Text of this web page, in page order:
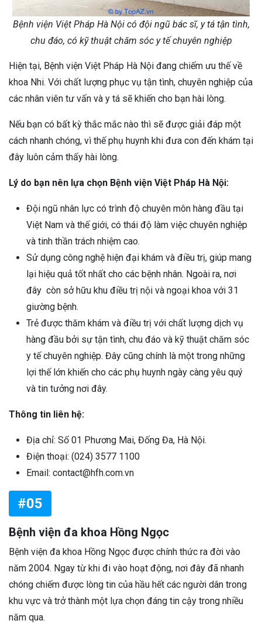
Bệnh viện Việt Pháp Hà Nội có đội ngũ bác sĩ, y tá tận tình,
chu đáo, có kỹ thuật chăm sóc y tế chuyên nghiệp
Hiện tại, Bệnh viện Việt Pháp Hà Nội đang chiếm ưu thế về
khoa Nhi. Với chất lượng phục vụ tận tình, chuyên nghiệp của
các nhân viên tư vấn và y tá sẽ khiến cho bạn hài lòng.
Nếu bạn có bất kỳ thắc mắc nào thì sẽ được giải đáp một
cách nhanh chóng, vì thế phụ huynh khi đưa con đến khám tại
đây luôn cảm thấy hài lòng.
Lý do bạn nên lựa chọn Bệnh viện Việt Pháp Hà Nội:
Đội ngũ nhân lực có trình độ chuyên môn hàng đầu tại
Việt Nam và thế giới, có thái độ làm việc chuyên nghiệp
và tinh thần trách nhiệm cao.
Sử dụng công nghệ hiện đại khám và điều trị, giúp mang
lại hiệu quả tốt nhất cho các bệnh nhân. Ngoài ra, nơi
đây còn sở hữu khu điều trị nội và ngoại khoa với 31
giường bệnh.
Trẻ được thăm khám và điều trị với chất lượng dịch vụ
hàng đầu bởi sự tận tình, chu đáo và kỹ thuật chăm sóc
y tế chuyên nghiệp. Đây cũng chính là một trong những
lợi thế lớn khiến cho các phụ huynh ngày càng yêu quý
và tin tưởng nơi đây.
Thông tin liên hệ:
Địa chỉ: Số 01 Phương Mai, Đống Đa, Hà Nội.
Điện thoại: (024) 3577 1100
Email: contact@hfh.com.vn
#05
Bệnh viện đa khoa Hồng Ngọc
Bệnh viện đa khoa Hồng Ngọc được chính thức ra đời vào
năm 2004. Ngay từ khi đi vào hoạt động, nơi đây đã nhanh
chóng chiếm được lòng tin của hầu hết các người dân trong
khu vực và trở thành một lựa chọn đáng tin cậy trong nhiều
năm qua.